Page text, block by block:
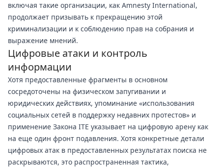
включая такие организации, как Amnesty International,
продолжает призывать к прекращению этой
криминализации и к соблюдению прав на собрания и
выражение мнений.
Цифровые атаки и контроль
информации
Хотя предоставленные фрагменты в основном
сосредоточены на физическом запугивании и
юридических действиях, упоминание «использования
социальных сетей в поддержку недавних протестов» и
применение Закона ITE указывает на цифровую арену как
на еще один фронт подавления. Хотя конкретные детали
цифровых атак в предоставленных результатах поиска не
раскрываются, это распространенная тактика,